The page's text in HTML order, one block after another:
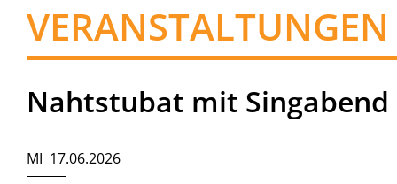
VERANSTALTUNGEN
Nahtstubat mit Singabend
MI 17.06.2026